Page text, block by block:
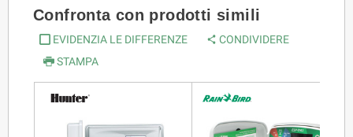
Confronta con prodotti simili
EVIDENZIA LE DIFFERENZE
CONDIVIDERE
STAMPA